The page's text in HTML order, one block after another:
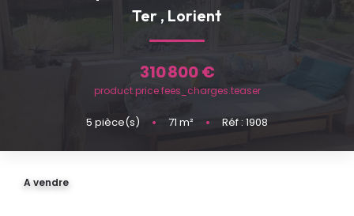
VENDRE
LOUER
ESTIMER
Ter , Lorient
310 800 €
product.price.fees_charges.teaser
5 pièce(s) • 71 m² • Réf : 1908
A vendre